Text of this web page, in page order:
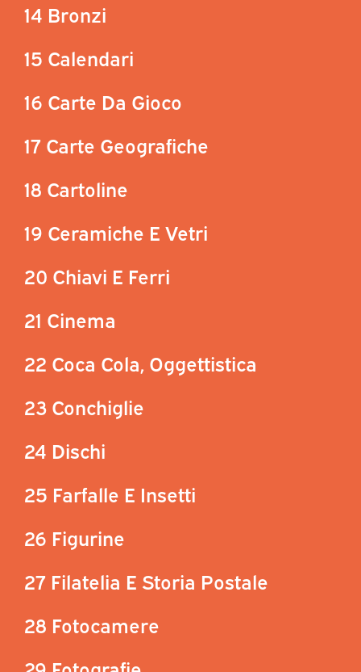
14 Bronzi
15 Calendari
16 Carte Da Gioco
17 Carte Geografiche
18 Cartoline
19 Ceramiche E Vetri
20 Chiavi E Ferri
21 Cinema
22 Coca Cola, Oggettistica
23 Conchiglie
24 Dischi
25 Farfalle E Insetti
26 Figurine
27 Filatelia E Storia Postale
28 Fotocamere